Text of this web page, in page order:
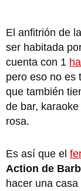
El anfitrión de
ser habitada
cuenta con 1
pero eso no es
que también
de bar,
rosa.
Es así que el
Action de
hacer una